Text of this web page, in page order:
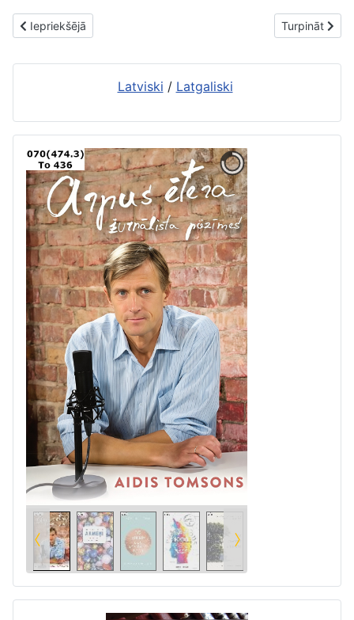
Iepriekšējais raksts: Rēzeknes Centrālās bibliotēkas periodikas
Iepriekšējā Nākamais
Turpināt
Latviski / Latgaliski